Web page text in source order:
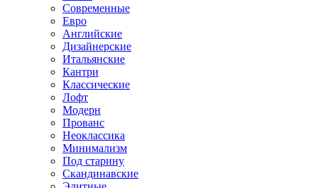
Современные
Евро
Английские
Дизайнерские
Итальянские
Кантри
Классические
Лофт
Модерн
Прованс
Неоклассика
Минимализм
Под старину
Скандинавские